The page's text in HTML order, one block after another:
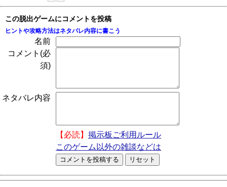
この脱出ゲームにコメントを投稿
ヒントや攻略方法はネタバレ内容に書こう
名前
コメント(必
須)
ネタバレ内容
【必読】 掲示板ご利用ルール
このゲーム以外の雑談などは